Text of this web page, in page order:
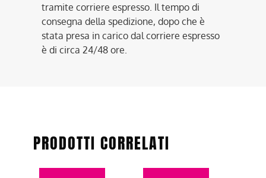
tramite corriere espresso. Il tempo di
consegna della spedizione, dopo che è
stata presa in carico dal corriere espresso
è di circa 24/48 ore.
PRODOTTI CORRELATI
Questo
Questo